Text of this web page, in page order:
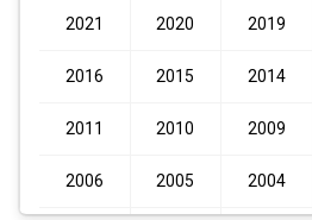
2021 2020 2019
2016 2015 2014
2011 2010 2009
2006 2005 2004